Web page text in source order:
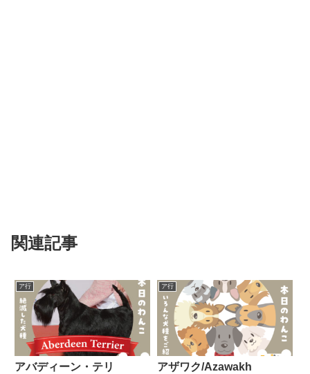
関連記事
ア行
アバディーン・テリ
ア行
アザワク/Azawakh